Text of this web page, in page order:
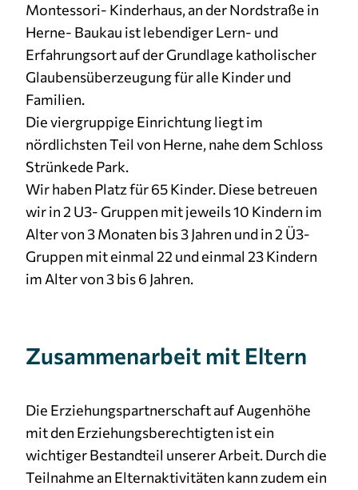
Montessori- Kinderhaus, an der Nordstraße in
Herne- Baukau ist lebendiger Lern- und
Erfahrungsort auf der Grundlage katholischer
Glaubensüberzeugung für alle Kinder und
Familien.
Die viergruppige Einrichtung liegt im
nördlichsten Teil von Herne, nahe dem Schloss
Strünkede Park.
Wir haben Platz für 65 Kinder. Diese betreuen
wir in 2 U3- Gruppen mit jeweils 10 Kindern im
Alter von 3 Monaten bis 3 Jahren und in 2 Ü3-
Gruppen mit einmal 22 und einmal 23 Kindern
im Alter von 3 bis 6 Jahren.
Zusammenarbeit mit Eltern
Die Erziehungspartnerschaft auf Augenhöhe
mit den Erziehungsberechtigten ist ein
wichtiger Bestandteil unserer Arbeit. Durch die
Teilnahme an Elternaktivitäten kann zudem ein